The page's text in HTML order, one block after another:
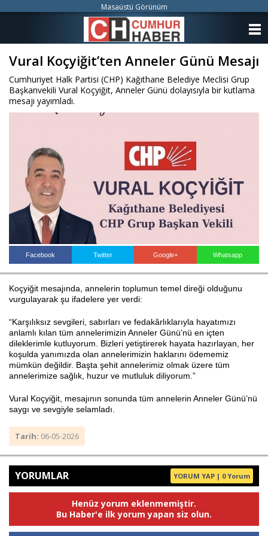
Vural Koçyiğit’ten Anneler Günü Mesajı
Cumhuriyet Halk Partisi (CHP) Kağıthane Belediye Meclisi Grup
Başkanvekili Vural Koçyiğit, Anneler Günü dolayısıyla bir kutlama
mesajı yayımladı.
Facebook Twitter Google+ Whatsapp
Koçyiğit mesajında, annelerin toplumun temel direği olduğunu
vurgulayarak şu ifadelere yer verdi:
“Karşılıksız sevgileri, sabırları ve fedakârlıklarıyla hayatımızı
anlamlı kılan tüm annelerimizin Anneler Günü’nü en içten
dileklerimle kutluyorum. Bizleri yetiştirerek hayata hazırlayan, her
koşulda yanımızda olan annelerimizin haklarını ödememiz
mümkün değildir. Başta şehit annelerimiz olmak üzere tüm
annelerimize sağlık, huzur ve mutluluk diliyorum.”
Vural Koçyiğit, mesajının sonunda tüm annelerin Anneler Günü’nü
saygı ve sevgiyle selamladı.
Tarih: 06-05-2026
YORUMLAR YORUM YAP | 0 Yorum
Henüz yorum eklenmemiştir.
Bu Haber'e ilk yorum yapan siz olun.
Masaüstü Görünüm
KATEGORİLER
YAZARLAR
ANKETLER
FOTO GALERİ
VİDEO GALERİ
KÜNYE